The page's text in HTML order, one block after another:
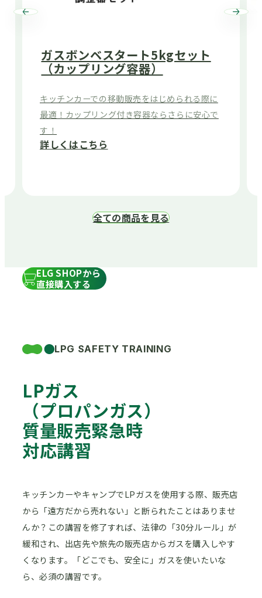
ガスボンベスタート5kgセット
（カップリング容器）
キッチンカーでの移動販売をはじめられる際に
最適！カップリング付き容器ならさらに安心で
す！
詳しくはこちら
全ての商品を見る
ELG SHOPから
直接購入する
LPG SAFETY TRAINING
LPガス
（プロパンガス）
質量販売緊急時
対応講習
キッチンカーやキャンプでLPガスを使用する際、販売店
から「遠方だから売れない」と断られたことはありませ
んか？この講習を修了すれば、法律の「30分ルール」が
緩和され、出店先や旅先の販売店からガスを購入しやす
くなります。「どこでも、安全に」ガスを使いたいな
ら、必須の講習です。